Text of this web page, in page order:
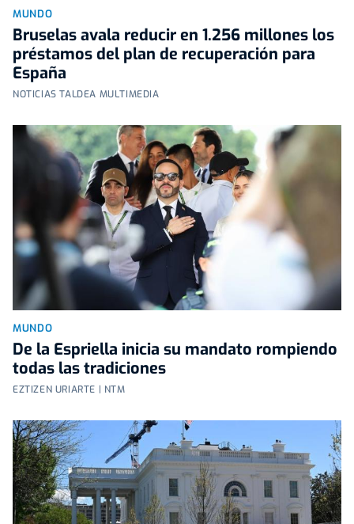
MUNDO
Bruselas avala reducir en 1.256 millones los
préstamos del plan de recuperación para
España
NOTICIAS TALDEA MULTIMEDIA
MUNDO
De la Espriella inicia su mandato rompiendo
todas las tradiciones
EZTIZEN URIARTE | NTM